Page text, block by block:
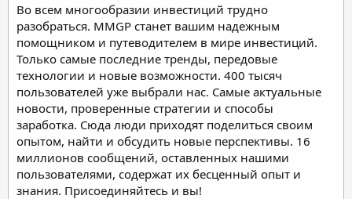
Во всем многообразии инвестиций трудно
разобраться. MMGP станет вашим надежным
помощником и путеводителем в мире инвестиций.
Только самые последние тренды, передовые
технологии и новые возможности. 400 тысяч
пользователей уже выбрали нас. Самые актуальные
новости, проверенные стратегии и способы
заработка. Сюда люди приходят поделиться своим
опытом, найти и обсудить новые перспективы. 16
миллионов сообщений, оставленных нашими
пользователями, содержат их бесценный опыт и
знания. Присоединяйтесь и вы!